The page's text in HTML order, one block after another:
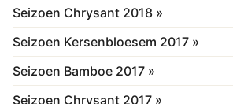
Seizoen Chrysant 2018 »
Seizoen Kersenbloesem 2017 »
Seizoen Bamboe 2017 »
Seizoen Chrysant 2017 »